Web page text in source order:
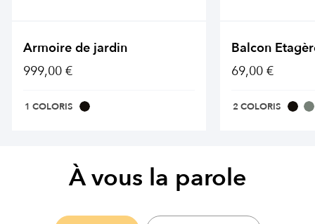
Armoire de jardin
999,00 €
1 COLORIS
Balcon
69,00 €
2 COLORIS
À vous la parole